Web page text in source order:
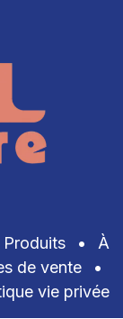
Produits •
À
de vente
•
vie privée